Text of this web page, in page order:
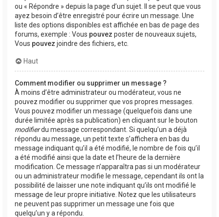
ou « Répondre » depuis la page d’un sujet. Il se peut que vous
ayez besoin d’être enregistré pour écrire un message. Une
liste des options disponibles est affichée en bas de page des
forums, exemple : Vous pouvez poster de nouveaux sujets,
Vous pouvez joindre des fichiers, etc.
Haut
Comment modifier ou supprimer un message ?
À moins d’être administrateur ou modérateur, vous ne
pouvez modifier ou supprimer que vos propres messages.
Vous pouvez modifier un message (quelquefois dans une
durée limitée après sa publication) en cliquant sur le bouton
modifierdu message correspondant. Si quelqu’un a déjà
répondu au message, un petit texte s’affichera en bas du
message indiquant qu’il a été modifié, le nombre de fois qu’il
a été modifié ainsi que la date et l’heure de la dernière
modification. Ce message n’apparaîtra pas si un modérateur
ou un administrateur modifie le message, cependant ils ont la
possibilité de laisser une note indiquant qu’ils ont modifié le
message de leur propre initiative. Notez que les utilisateurs
ne peuvent pas supprimer un message une fois que
quelqu’un y a répondu.